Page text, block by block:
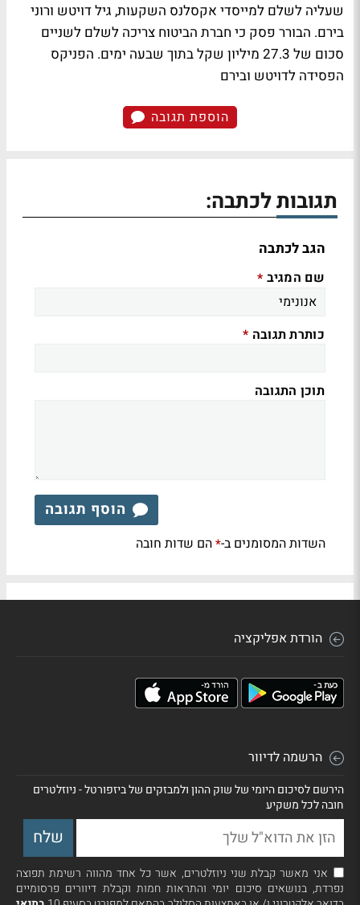
שעליה לשלם למייסדי אקסלנס השקעות, גיל דויטש ורוני
בירם. הבורר פסק כי חברת הביטוח צריכה לשלם לשניים
סכום של 27.3 מיליון שקל בתוך שבעה ימים.
הפניקס
הפסידה לדויטש ובירם
הוספת תגובה
תגובות לכתבה:
הגב לכתבה
שם המגיב *
כותרת תגובה *
תוכן התגובה
הוסף תגובה
השדות המסומנים ב-*הם שדות חובה
הורדת אפליקציה
הרשמה לדיוור
הירשם לסיכום היומי של שוק ההון ולמבזקים של ביזפורטל - ניוזלטרים
חובה לכל משקיע
אני מאשר קבלת שני ניוזלטרים, אשר כל אחד מהווה רשימת תפוצה
נפרדת, בנושאים סיכום יומי והתראות חמות וקבלת דיוורים פרסומיים